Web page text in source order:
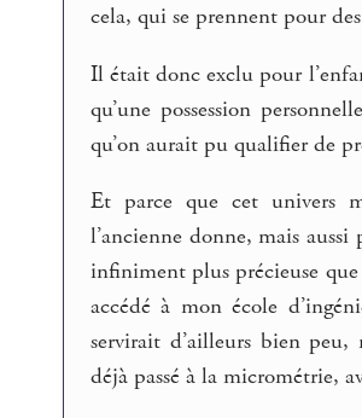
cela, qui se prennent pour
Il était donc exclu pour
qu’une possession
qu’on aurait pu qualifier de
Et parce que cet univers
l’ancienne donne, mais
infiniment plus précieuse que
accédé à mon école
servirait d’ailleurs bien peu,
déjà passé à la micrométrie,